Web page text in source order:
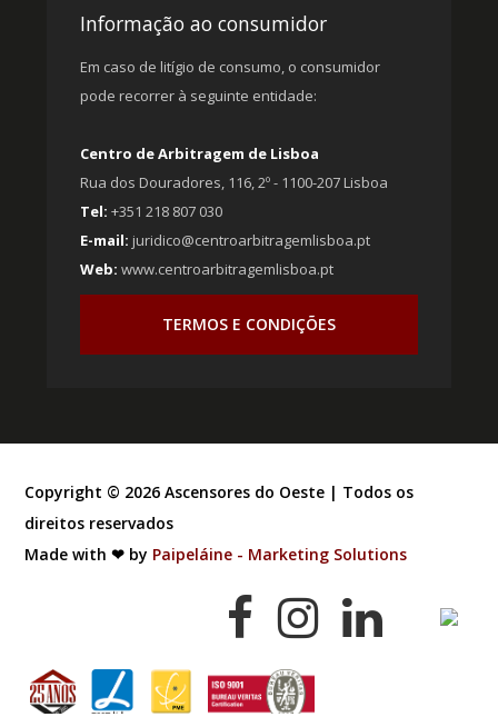
Informação ao consumidor
Em caso de litígio de consumo, o consumidor
pode recorrer à seguinte entidade:
Centro de Arbitragem de Lisboa
Rua dos Douradores, 116, 2º - 1100-207 Lisboa
Tel: +351 218 807 030
E-mail: juridico@centroarbitragemlisboa.pt
Web: www.centroarbitragemlisboa.pt
TERMOS E CONDIÇÕES
Copyright © 2026 Ascensores do Oeste | Todos os
direitos reservados
Made with ❤ by Paipeláine - Marketing Solutions